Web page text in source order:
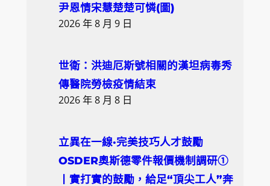
尹恩情宋慧楚楚可憐(圖)
2026 年 8 月 9 日
世衛：洪迪厄斯號相關的漢坦病毒秀
傳醫院勞檢疫情結束
2026 年 8 月 8 日
立異在一線·完美技巧人才鼓勵
OSDER奧斯德零件報價機制調研①
丨實打實的鼓勵，給足“頂尖工人”奔